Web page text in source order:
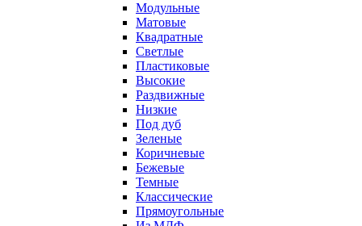
Модульные
Матовые
Квадратные
Светлые
Пластиковые
Высокие
Раздвижные
Низкие
Под дуб
Зеленые
Коричневые
Бежевые
Темные
Классические
Прямоугольные